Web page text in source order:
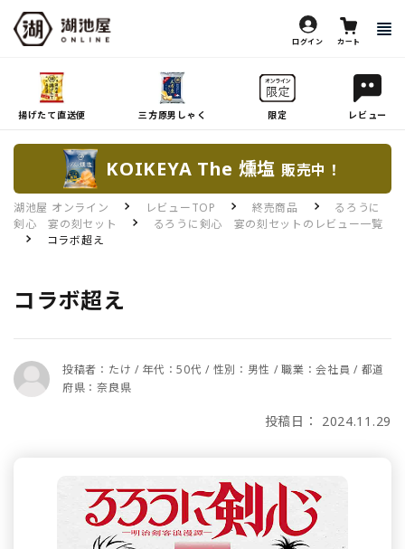
ログイン カート
揚げたて直送便 三方原男しゃく 限定 レビュー
KOIKEYA The 燻塩 販売中！
湖池屋 オンライン レビューTOP 終売商品
るろうに
剣心 宴の刻セット
るろうに剣心 宴の刻セットのレビュー一覧
コラボ超え
コラボ超え
投稿者：たけ / 年代：50代 / 性別：男性 / 職業：会社員 / 都道
府県：奈良県
投稿日： 2024.11.29